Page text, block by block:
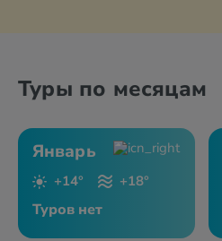
Туры по месяцам
Январь
+14° +18°
Туров нет